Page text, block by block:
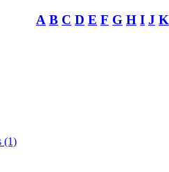
A B C D E F G H I J K
(1)